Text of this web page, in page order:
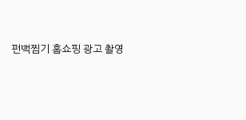
펀백찜기 홈쇼핑 광고 촬영